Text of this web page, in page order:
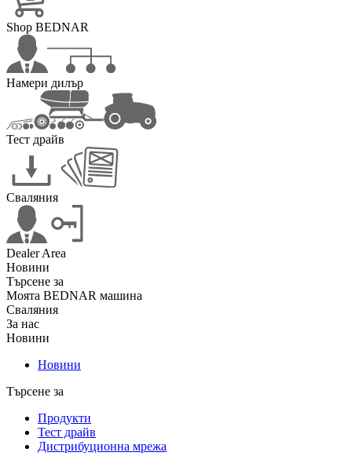
Shop BEDNAR
Намери дилър
Тест драйв
Сваляния
Dealer Area
Новини
Търсене за
Моята BEDNAR машина
Сваляния
За нас
Новини
Новини
Търсене за
Продукти
Тест драйв
Дистрибуционна мрежа